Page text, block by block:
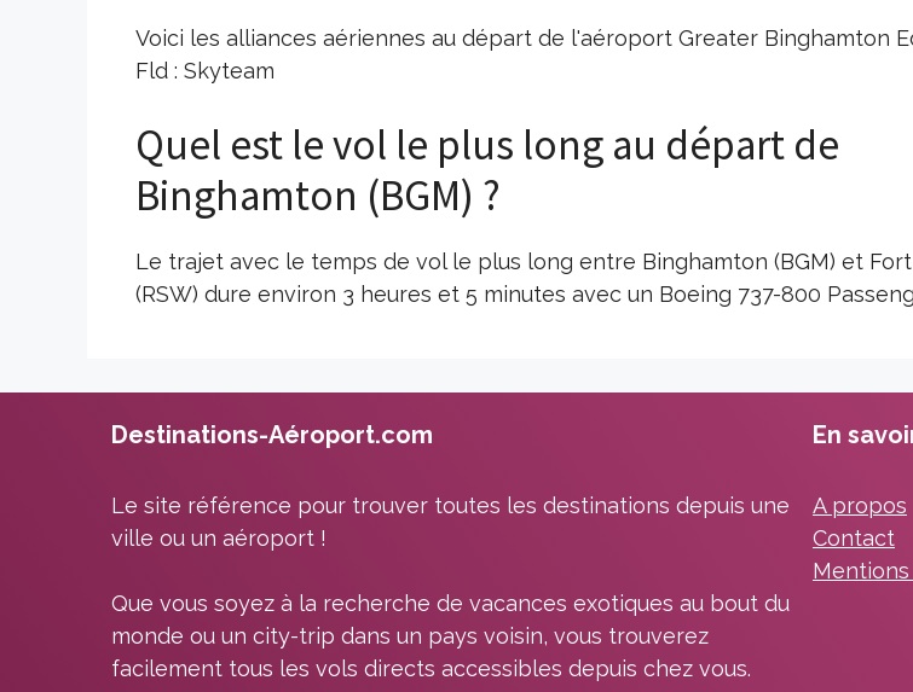
Voici les alliances aériennes au départ de l'aéroport Greater Binghamton
Fld : Skyteam
Quel est le vol le plus long au départ de
Binghamton (BGM) ?
Le trajet avec le temps de vol le plus long entre Binghamton (BGM) et
(RSW) dure environ 3 heures et 5 minutes avec un Boeing 737-800
Destinations-Aéroport.com
Le site référence pour trouver toutes les destinations depuis une
ville ou un aéroport !
Que vous soyez à la recherche de vacances exotiques au bout du
monde ou un city-trip dans un pays voisin, vous trouverez
facilement tous les vols directs accessibles depuis chez vous.
En
A propos
Contact